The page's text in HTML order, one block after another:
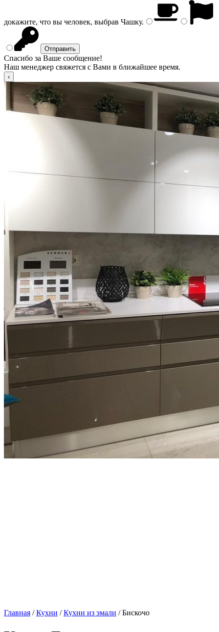
докажите, что вы человек, выбрав Чашку.
Спасибо за Ваше сообщение!
Наш менеджер свяжется с Вами в ближайшее время.
Главная /Кухни /Кухни из эмали / Бискочо